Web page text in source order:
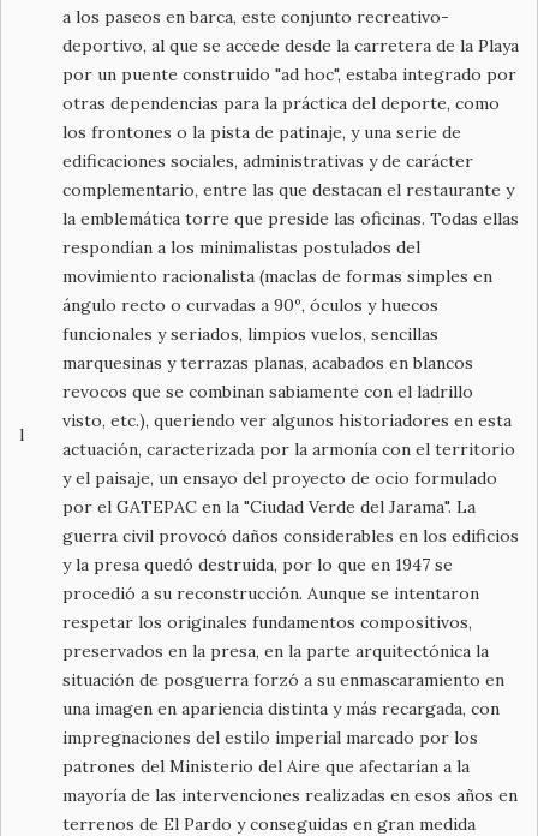
l
a los paseos en barca, este conjunto recreativo-
deportivo, al que se accede desde la carretera de la Playa
por un puente construido "ad hoc", estaba integrado por
otras dependencias para la práctica del deporte, como
los frontones o la pista de patinaje, y una serie de
edificaciones sociales, administrativas y de carácter
complementario, entre las que destacan el restaurante y
la emblemática torre que preside las oficinas. Todas ellas
respondían a los minimalistas postulados del
movimiento racionalista (maclas de formas simples en
ángulo recto o curvadas a 90º, óculos y huecos
funcionales y seriados, limpios vuelos, sencillas
marquesinas y terrazas planas, acabados en blancos
revocos que se combinan sabiamente con el ladrillo
visto, etc.), queriendo ver algunos historiadores en esta
actuación, caracterizada por la armonía con el territorio
y el paisaje, un ensayo del proyecto de ocio formulado
por el GATEPAC en la "Ciudad Verde del Jarama". La
guerra civil provocó daños considerables en los edificios
y la presa quedó destruida, por lo que en 1947 se
procedió a su reconstrucción. Aunque se intentaron
respetar los originales fundamentos compositivos,
preservados en la presa, en la parte arquitectónica la
situación de posguerra forzó a su enmascaramiento en
una imagen en apariencia distinta y más recargada, con
impregnaciones del estilo imperial marcado por los
patrones del Ministerio del Aire que afectarían a la
mayoría de las intervenciones realizadas en esos años en
terrenos de El Pardo y conseguidas en gran medida